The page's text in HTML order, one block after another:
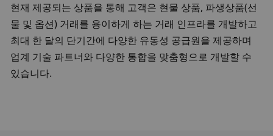
현재 제공되는 상품을 통해 고객은 현물 상품, 파생상품(선
물 및 옵션) 거래를 용이하게 하는 거래 인프라를 개발하고
최대 한 달의 단기간에 다양한 유동성 공급원을 제공하며
업계 기술 파트너와 다양한 통합을 맞춤형으로 개발할 수
있습니다.